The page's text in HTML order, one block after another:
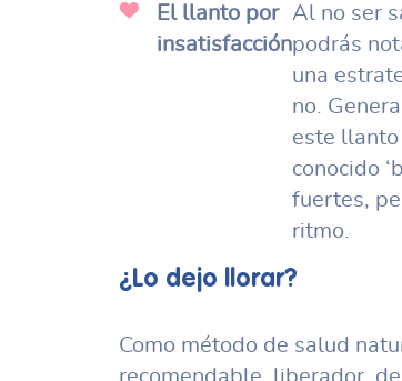
El llanto por
insatisfacción
Al no ser
podrás
una
no.
este llanto
conocido
fuertes,
ritmo.
¿Lo dejo llorar?
Como método de salud
recomendable, liberador,